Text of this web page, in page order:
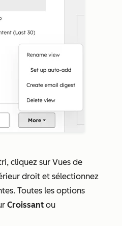
cliquez sur Vues de
droit et sélectionnez
Toutes les options
Croissant ou